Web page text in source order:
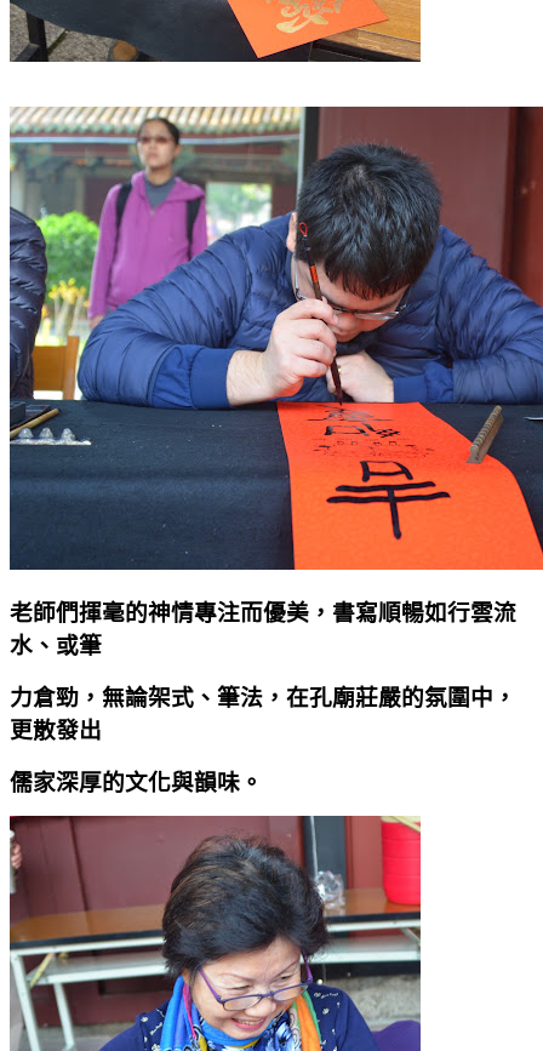
老師們揮毫的神情專注而優美，書寫順暢如行雲流
水、或筆
力倉勁，無論架式、筆法，在孔廟莊嚴的氛圍中，
更散發出
儒家深厚的文化與韻味。